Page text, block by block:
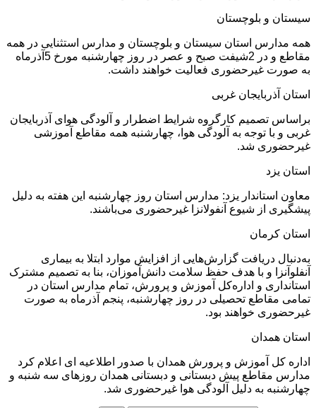
‌سیستان و بلوچستان‌
همه مدارس استان سیستان و بلوچستان و مدارس استثنایی در همه
مقاطع و در 2شیفت صبح و عصر در روز‌ چهارشنبه مورخ 5آذرماه
به صورت غیرحضوری فعالیت خواهند داشت.
استان آذربایجان غربی
براساس تصمیم کارگروه شرایط اضطرار و آلودگی هوای آذربایجان
غربی و با توجه به آلودگی هوا، چهارشنبه همه مقاطع آموزشی
غیرحضوری شد.
استان یزد
معاون استاندار یزد: مدارس استان روز‌ چهارشنبه این هفته به دلیل
پیشگیری از شیوع آنفولانزا غیرحضوری می‌باشند.
استان کرمان
به‌دنبال دریافت گزارش‌هایی از افزایش موارد ابتلا به بیماری
آنفلوآنزا و با هدف حفظ سلامت دانش‌آموزان، بنا به تصمیم مشترک
استانداری و اداره‌کل آموزش و پرورش، تمام مدارس استان در
تمامی مقاطع تحصیلی در روز‌ چهارشنبه، پنجم آذرماه به صورت
غیرحضوری خواهند بود.
استان همدان
اداره کل آموزش و پرورش همدان با صدور اطلاعیه ای اعلام کرد
مدارس مقاطع پیش دبستانی و دبستانی همدان روزهای سه شنبه و
چهارشنبه به دلیل آلودگی هوا غیرحضوری شد.